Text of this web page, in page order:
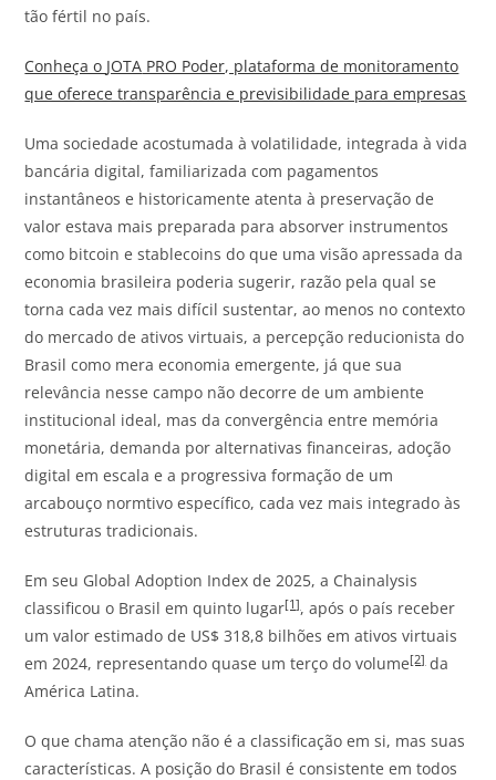
tão fértil no país.
Conheça o JOTA PRO Poder, plataforma de monitoramento
que oferece transparência e previsibilidade para empresas
Uma sociedade acostumada à volatilidade, integrada à vida
bancária digital, familiarizada com pagamentos
instantâneos e historicamente atenta à preservação de
valor estava mais preparada para absorver instrumentos
como bitcoin e stablecoins do que uma visão apressada da
economia brasileira poderia sugerir, razão pela qual se
torna cada vez mais difícil sustentar, ao menos no contexto
do mercado de ativos virtuais, a percepção reducionista do
Brasil como mera economia emergente, já que sua
relevância nesse campo não decorre de um ambiente
institucional ideal, mas da convergência entre memória
monetária, demanda por alternativas financeiras, adoção
digital em escala e a progressiva formação de um
arcabouço normtivo específico, cada vez mais integrado às
estruturas tradicionais.
Em seu Global Adoption Index de 2025, a Chainalysis
classificou o Brasil em quinto lugar[1], após o país receber
um valor estimado de US$ 318,8 bilhões em ativos virtuais
em 2024, representando quase um terço do volume[2]da
América Latina.
O que chama atenção não é a classificação em si, mas suas
características. A posição do Brasil é consistente em todos